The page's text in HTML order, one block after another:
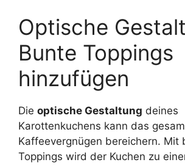
Optische
Bunte Toppings
hinzufügen
Die optische Gestaltung deines
Karottenkuchens kann das
Kaffeevergnügen bereichern. Mit
Toppings wird der Kuchen zu